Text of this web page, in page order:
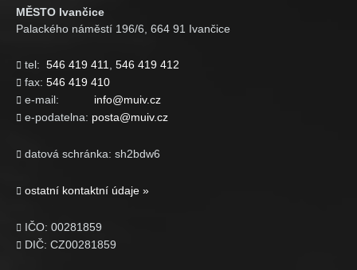
MĚSTO Ivančice
Palackého náměstí 196/6, 664 91 Ivančice
 tel: 546 419 411 546 419 412
 fax: 546 419 410
 e-mail: info@muiv.cz
 e-podatelna: posta@muiv.cz
 datová schránka: sh2bdw6
 ostatní kontaktní údaje »
 IČO: 00281859
 DIČ: CZ00281859